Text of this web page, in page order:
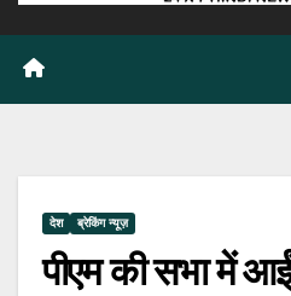
देश ब्रेकिंग न्यूज़
पीएम की सभा में